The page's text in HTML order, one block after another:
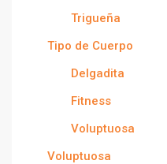
Trigueña
Tipo de Cuerpo
Delgadita
Fitness
Voluptuosa
Voluptuosa